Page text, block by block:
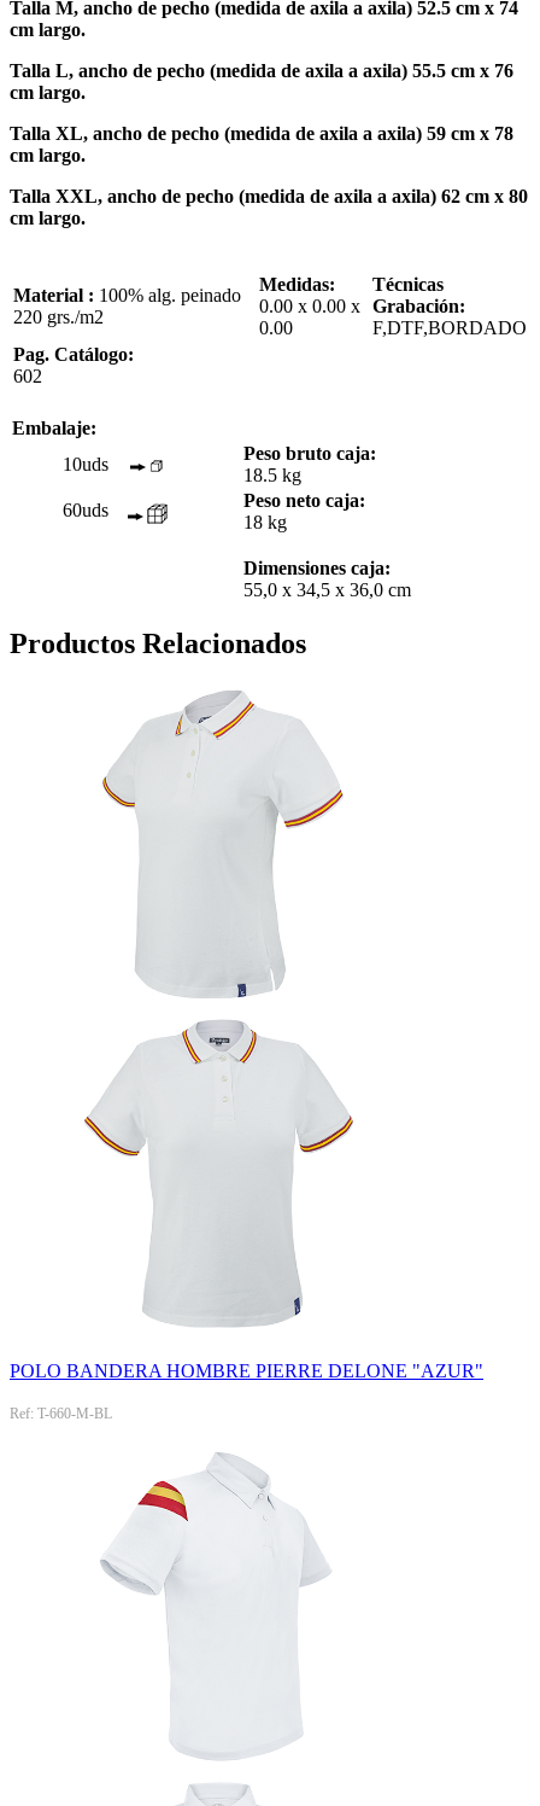
Talla M, ancho de pecho (medida de axila a axila) 52.5 cm x 74
cm largo.
Talla L, ancho de pecho (medida de axila a axila) 55.5 cm x 76
cm largo.
Talla XL, ancho de pecho (medida de axila a axila) 59 cm x 78
cm largo.
Talla XXL, ancho de pecho (medida de axila a axila) 62 cm x 80
cm largo.
Material : 100% alg. peinado
220 grs./m2
Medidas:
0.00 x 0.00 x
0.00
Técnicas
Grabación:
F,DTF,BORDADO
Pag. Catálogo:
602
Embalaje:
10uds
Peso bruto caja:
18.5 kg
60uds
Peso neto caja:
18 kg
Dimensiones caja:
55,0 x 34,5 x 36,0 cm
Productos Relacionados
POLO BANDERA HOMBRE PIERRE DELONE "AZUR"
Ref: T-660-M-BL